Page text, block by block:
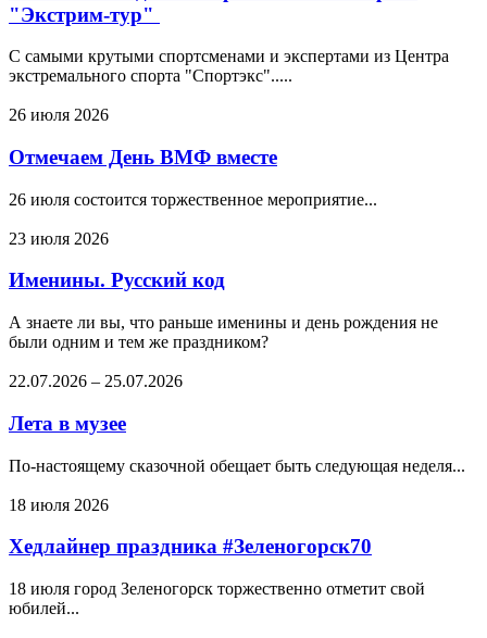
"Экстрим-тур"
С самыми крутыми спортсменами и экспертами из Центра
экстремального спорта "Спортэкс".....
26 июля 2026
Отмечаем День ВМФ вместе
26 июля состоится торжественное мероприятие...
23 июля 2026
Именины. Русский код
А знаете ли вы, что раньше именины и день рождения не
были одним и тем же праздником?
22.07.2026 – 25.07.2026
Лета в музее
По-настоящему сказочной обещает быть следующая неделя...
18 июля 2026
Хедлайнер праздника #Зеленогорск70
18 июля город Зеленогорск торжественно отметит свой
юбилей...